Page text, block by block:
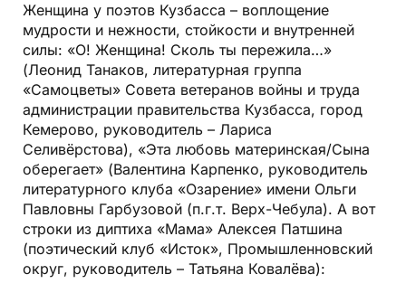
Женщина у поэтов Кузбасса – воплощение
мудрости и нежности, стойкости и внутренней
силы: «О! Женщина! Сколь ты пережила…»
(Леонид Танаков, литературная группа
«Самоцветы» Совета ветеранов войны и труда
администрации правительства Кузбасса, город
Кемерово, руководитель – Лариса
Селивёрстова), «Эта любовь материнская/Сына
оберегает» (Валентина Карпенко, руководитель
литературного клуба «Озарение» имени Ольги
Павловны Гарбузовой (п.г.т. Верх-Чебула). А вот
строки из диптиха «Мама» Алексея Патшина
(поэтический клуб «Исток», Промышленновский
округ, руководитель – Татьяна Ковалёва):